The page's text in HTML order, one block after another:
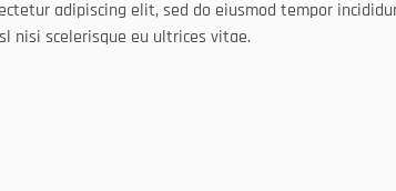
adipiscing elit, sed do eiusmod tempor
nisi scelerisque eu ultrices vitae.